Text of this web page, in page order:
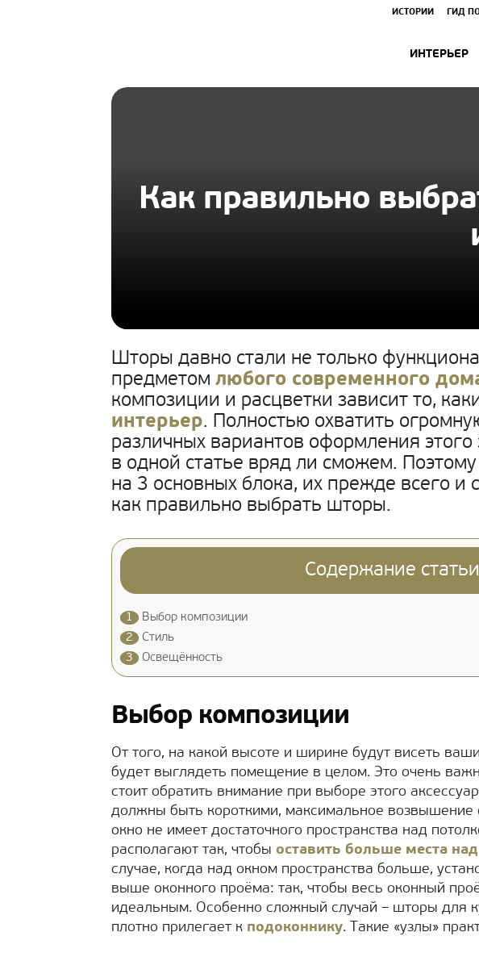
ИСТОРИИ ГИД
ИНТЕРЬЕР
Как правильно
Шторы давно стали не только
предметом любого современного
композиции и расцветки зависит то,
интерьер. Полностью охватить
различных вариантов оформления
в одной статье вряд ли сможем.
на 3 основных блока, их прежде всего и
как правильно выбрать шторы.
Содержание статьи
1
Выбор композиции
2
Стиль
3
Освещённость
Выбор композиции
От того, на какой высоте и ширине будут висеть
будет выглядеть помещение в целом. Это очень
стоит обратить внимание при выборе этого
должны быть короткими, максимальное возвышение
окно не имеет достаточного пространства над
располагают так, чтобы оставить больше места
случае, когда над окном пространства больше,
выше оконного проёма: так, чтобы весь оконный
идеальным. Особенно сложный случай – шторы для
плотно прилегает к подоконнику. Такие «узлы»